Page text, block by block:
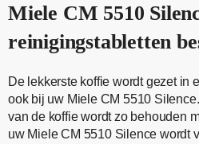
Miele CM 5510
reinigingstabletten
De lekkerste koffie wordt gezet in
ook bij uw Miele CM 5510
van de koffie wordt zo behouden
uw Miele CM 5510 Silence wordt